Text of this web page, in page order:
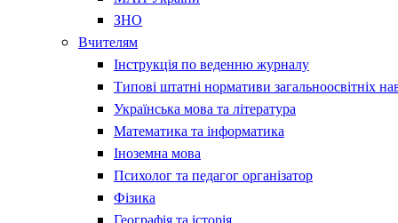
ЗНО
Вчителям
Інструкція по веденню журналу
Типові штатні нормативи загальноосвітніх
Українська мова та література
Математика та інформатика
Іноземна мова
Психолог та педагог організатор
Фізика